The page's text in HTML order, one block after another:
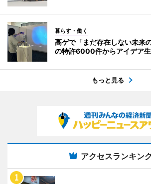
暮らす・働く
高ゲで「まだ存在しない未
の特許6000件からアイデア
もっと見る
アクセスランキン